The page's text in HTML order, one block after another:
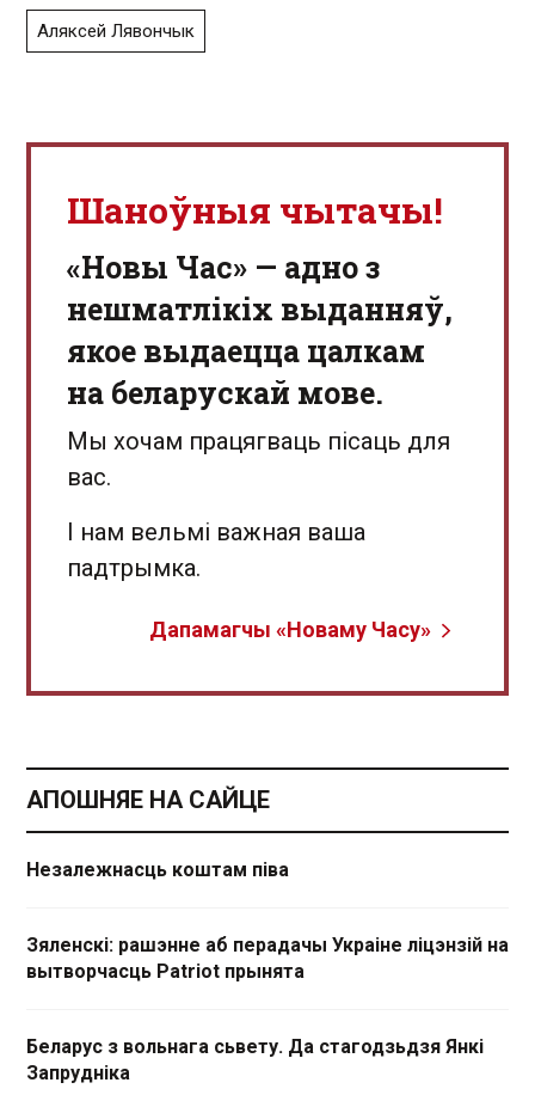
Аляксей Лявончык
Шаноўныя чытачы!
«Новы Час» — адно з
нешматлікіх выданняў,
якое выдаецца цалкам
на беларускай мове.
Мы хочам працягваць пісаць для
вас.
І нам вельмі важная ваша
падтрымка.
Дапамагчы «Новаму Часу»
АПОШНЯЕ НА САЙЦЕ
Незалежнасць коштам піва
Зяленскі: рашэнне аб перадачы Украіне ліцэнзій на
вытворчасць Patriot прынята
Беларус з вольнага сьвету. Да стагодзьдзя Янкі
Запрудніка